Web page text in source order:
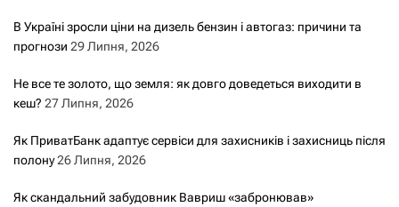
В Україні зросли ціни на дизель бензин і автогаз: причини та
прогнози 29 Липня, 2026
Не все те золото, що земля: як довго доведеться виходити в
кеш? 27 Липня, 2026
Як ПриватБанк адаптує сервіси для захисників і захисниць після
полону26 Липня, 2026
Як скандальний забудовник Вавриш «забронював»